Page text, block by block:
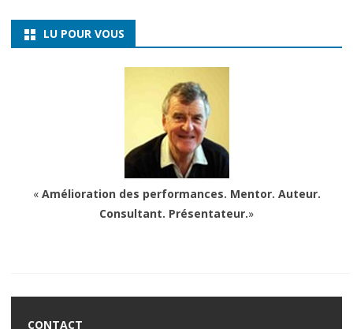
LU POUR VOUS
« Amélioration des performances. Mentor. Auteur.
Consultant. Présentateur.»
CONTACT